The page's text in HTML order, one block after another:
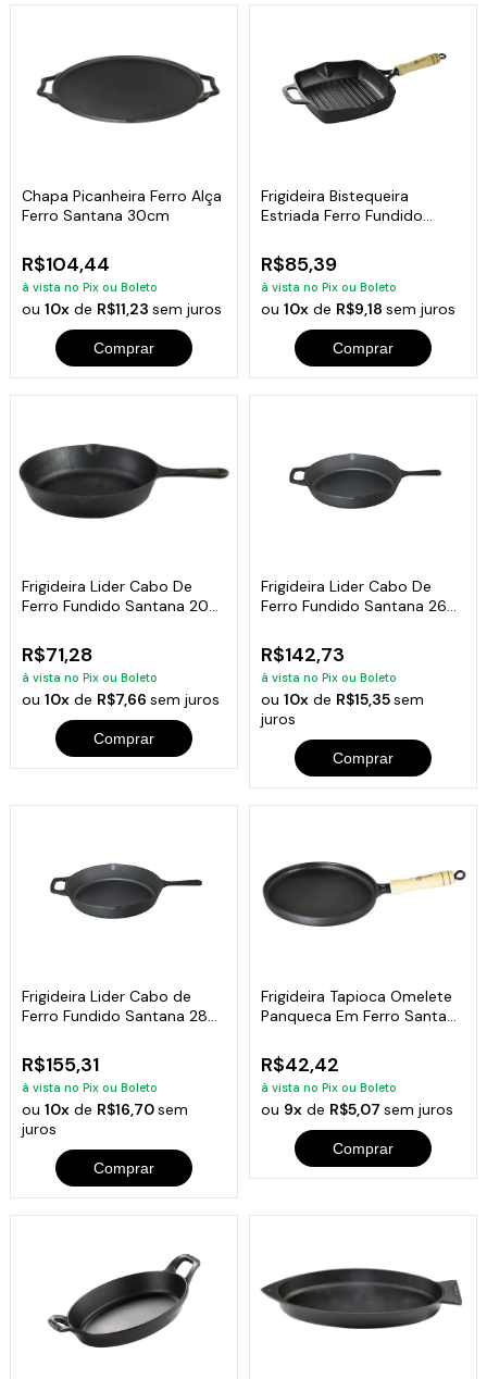
Chapa Picanheira Ferro Alça
Ferro Santana 30cm
R$104,44
à vista no Pix ou Boleto
ou10x de R$11,23sem juros
Comprar
Frigideira Bistequeira
Estriada Ferro Fundido
R$85,39
à vista no Pix ou Boleto
ou 10xde R$9,18 sem juros
Comprar
Frigideira Lider Cabo De
Ferro Fundido Santana 20
R$71,28
à vista no Pix ou Boleto
ou10x de R$7,66sem juros
Comprar
Frigideira Lider Cabo De
Ferro Fundido Santana 26
R$142,73
à vista no Pix ou Boleto
ou 10xde R$15,35sem
juros
Comprar
Frigideira Lider Cabo de
Ferro Fundido Santana 28
R$155,31
à vista no Pix ou Boleto
ou10x de R$16,70sem
juros
Comprar
Frigideira Tapioca Omelete
Panqueca Em Ferro Santana
R$42,42
à vista no Pix ou Boleto
ou 9xde R$5,07 sem juros
Comprar